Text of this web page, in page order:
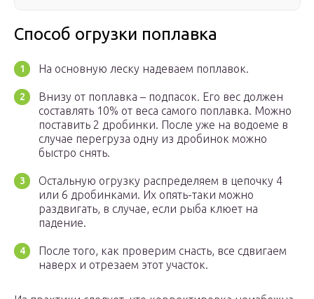
Способ огрузки поплавка
На основную леску надеваем поплавок.
Внизу от поплавка – подпасок. Его вес должен
составлять 10% от веса самого поплавка. Можно
поставить 2 дробинки. После уже на водоеме в
случае перегруза одну из дробинок можно
быстро снять.
Остальную огрузку распределяем в цепочку 4
или 6 дробинками. Их опять-таки можно
раздвигать, в случае, если рыба клюет на
падение.
После того, как проверим снасть, все сдвигаем
наверх и отрезаем этот участок.